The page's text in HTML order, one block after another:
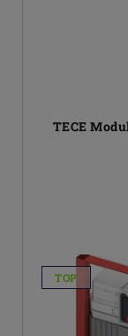
TECE
TOP